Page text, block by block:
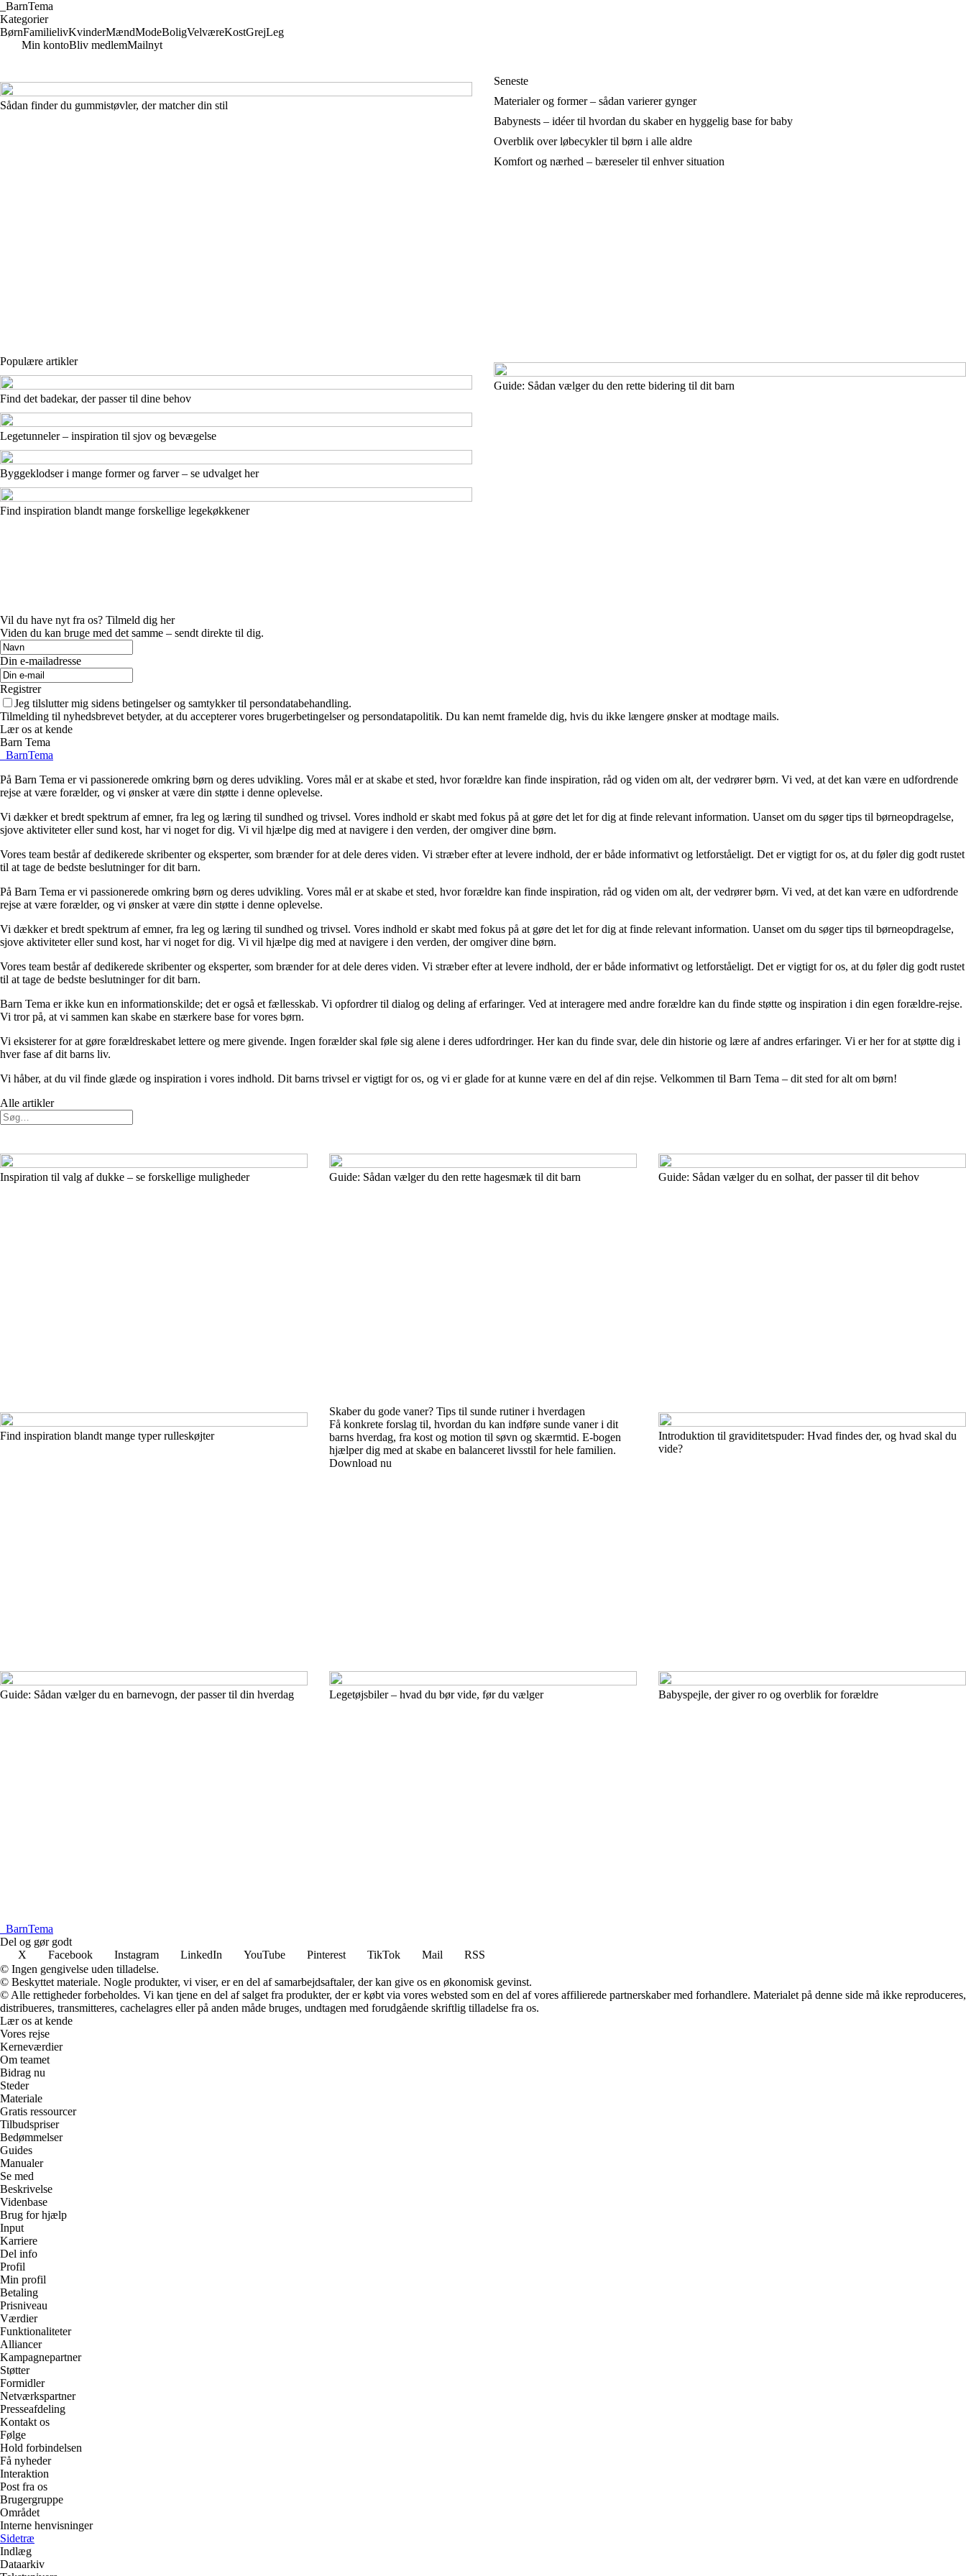
BarnTema
Kategorier
BørnFamilielivKvinderMændModeBoligVelværeKostGrejLeg
Min kontoBliv medlemMailnyt
Sådan finder du gummistøvler, der matcher din stil
Seneste
Materialer og former – sådan varierer gynger
Babynests – idéer til hvordan du skaber en hyggelig base for baby
Overblik over løbecykler til børn i alle aldre
Komfort og nærhed – bæreseler til enhver situation
Populære artikler
Find det badekar, der passer til dine behov
Legetunneler – inspiration til sjov og bevægelse
Byggeklodser i mange former og farver – se udvalget her
Find inspiration blandt mange forskellige legekøkkener
Guide: Sådan vælger du den rette bidering til dit barn
Vil du have nyt fra os? Tilmeld dig her
Viden du kan bruge med det samme – sendt direkte til dig.
Din e-mailadresse
Registrer
Jeg tilslutter mig sidens betingelser og samtykker til persondatabehandling.
Tilmelding til nyhedsbrevet betyder, at du accepterer vores brugerbetingelser og persondatapolitik. Du kan nemt framelde dig, hvis du ikke længere ønsker at modtage mails.
Lær os at kende
Barn Tema
BarnTema
På Barn Tema er vi passionerede omkring børn og deres udvikling. Vores mål er at skabe et sted, hvor forældre kan finde inspiration, råd og viden om alt, der vedrører børn. Vi ved, at det kan være en udfordrende
rejse at være forælder, og vi ønsker at være din støtte i denne oplevelse.
Vi dækker et bredt spektrum af emner, fra leg og læring til sundhed og trivsel. Vores indhold er skabt med fokus på at gøre det let for dig at finde relevant information. Uanset om du søger tips til børneopdragelse,
sjove aktiviteter eller sund kost, har vi noget for dig. Vi vil hjælpe dig med at navigere i den verden, der omgiver dine børn.
Vores team består af dedikerede skribenter og eksperter, som brænder for at dele deres viden. Vi stræber efter at levere indhold, der er både informativt og letforståeligt. Det er vigtigt for os, at du føler dig godt rustet
til at tage de bedste beslutninger for dit barn.
På Barn Tema er vi passionerede omkring børn og deres udvikling. Vores mål er at skabe et sted, hvor forældre kan finde inspiration, råd og viden om alt, der vedrører børn. Vi ved, at det kan være en udfordrende
rejse at være forælder, og vi ønsker at være din støtte i denne oplevelse.
Vi dækker et bredt spektrum af emner, fra leg og læring til sundhed og trivsel. Vores indhold er skabt med fokus på at gøre det let for dig at finde relevant information. Uanset om du søger tips til børneopdragelse,
sjove aktiviteter eller sund kost, har vi noget for dig. Vi vil hjælpe dig med at navigere i den verden, der omgiver dine børn.
Vores team består af dedikerede skribenter og eksperter, som brænder for at dele deres viden. Vi stræber efter at levere indhold, der er både informativt og letforståeligt. Det er vigtigt for os, at du føler dig godt rustet
til at tage de bedste beslutninger for dit barn.
Barn Tema er ikke kun en informationskilde; det er også et fællesskab. Vi opfordrer til dialog og deling af erfaringer. Ved at interagere med andre forældre kan du finde støtte og inspiration i din egen forældre-rejse.
Vi tror på, at vi sammen kan skabe en stærkere base for vores børn.
Vi eksisterer for at gøre forældreskabet lettere og mere givende. Ingen forælder skal føle sig alene i deres udfordringer. Her kan du finde svar, dele din historie og lære af andres erfaringer. Vi er her for at støtte dig i
hver fase af dit barns liv.
Vi håber, at du vil finde glæde og inspiration i vores indhold. Dit barns trivsel er vigtigt for os, og vi er glade for at kunne være en del af din rejse. Velkommen til Barn Tema – dit sted for alt om børn!
Alle artikler
Inspiration til valg af dukke – se forskellige muligheder Guide: Sådan vælger du den rette hagesmæk til dit barn Guide: Sådan vælger du en solhat, der passer til dit behov
Find inspiration blandt mange typer rulleskøjter
Skaber du gode vaner? Tips til sunde rutiner i hverdagen
Få konkrete forslag til, hvordan du kan indføre sunde vaner i dit
barns hverdag, fra kost og motion til søvn og skærmtid. E-bogen
hjælper dig med at skabe en balanceret livsstil for hele familien.
Download nu
Introduktion til graviditetspuder: Hvad findes der, og hvad skal du
vide?
Guide: Sådan vælger du en barnevogn, der passer til din hverdag Legetøjsbiler – hvad du bør vide, før du vælger Babyspejle, der giver ro og overblik for forældre
BarnTema
Del og gør godt
X
Facebook Instagram LinkedIn YouTube Pinterest TikTok Mail
RSS
© Ingen gengivelse uden tilladelse.
© Beskyttet materiale. Nogle produkter, vi viser, er en del af samarbejdsaftaler, der kan give os en økonomisk gevinst.
© Alle rettigheder forbeholdes. Vi kan tjene en del af salget fra produkter, der er købt via vores websted som en del af vores affilierede partnerskaber med forhandlere. Materialet på denne side må ikke reproduceres,
distribueres, transmitteres, cachelagres eller på anden måde bruges, undtagen med forudgående skriftlig tilladelse fra os.
Lær os at kende
Vores rejse
Kerneværdier
Om teamet
Bidrag nu
Steder
Materiale
Gratis ressourcer
Tilbudspriser
Bedømmelser
Guides
Manualer
Se med
Beskrivelse
Videnbase
Brug for hjælp
Input
Karriere
Del info
Profil
Min profil
Betaling
Prisniveau
Værdier
Funktionaliteter
Alliancer
Kampagnepartner
Støtter
Formidler
Netværkspartner
Presseafdeling
Kontakt os
Følge
Hold forbindelsen
Få nyheder
Interaktion
Post fra os
Brugergruppe
Området
Interne henvisninger
Sidetræ
Indlæg
Dataarkiv